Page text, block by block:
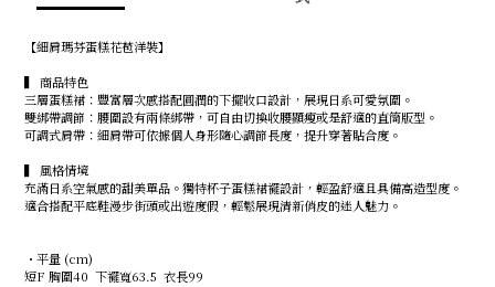
【細肩瑪芬蛋糕花苞洋裝】
▍ 商品特色
三層蛋糕裙：豐富層次感搭配圓潤的下擺收口設計，展現日系可愛氛圍。
雙綁帶調節：腰圍設有兩條綁帶，可自由切換收腰顯瘦或是舒適的直筒版型。
可調式肩帶：細肩帶可依據個人身形隨心調節長度，提升穿著貼合度。
▍ 風格情境
充滿日系空氣感的甜美單品。獨特杯子蛋糕裙襬設計，輕盈舒適且具備高造型度。
適合搭配平底鞋漫步街頭或出遊度假，輕鬆展現清新俏皮的迷人魅力。
・平量 (cm)
短F 胸圍40 下襬寬63.5 衣長99